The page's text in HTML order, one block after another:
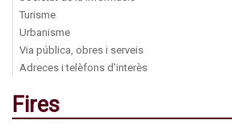
Turisme
Urbanisme
Via pública, obres i serveis
Adreces i telèfons d'interès
Fires